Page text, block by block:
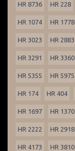
HR 8736 HR 228
HR 1074 HR 1778
HR 3023 HR 2883
HR 3291 HR 3360
HR 5355 HR 5975
HR 174 HR 404
HR 1697 HR 1370
HR 2222 HR 2918
HR 4173 HR 3810